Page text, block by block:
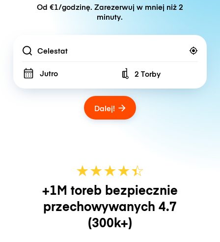
Od €1/godzinę. Zarezerwuj w mniej niż 2
minuty.
Location
Jutro Number of bags
2 Torby
Dalej!
★★★★☆
★
+1M toreb bezpiecznie
przechowywanych 4.7
(300k+)